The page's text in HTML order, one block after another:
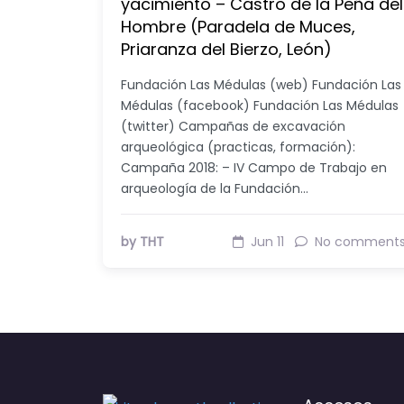
Hombre (Paradela de Muces,
Priaranza del Bierzo, León)
Fundación Las Médulas (web) Fundación Las
Médulas (facebook) Fundación Las Médulas
(twitter) Campañas de excavación
arqueológica (practicas, formación):
Campaña 2018: – IV Campo de Trabajo en
arqueología de la Fundación…
by THT Jun 11 No